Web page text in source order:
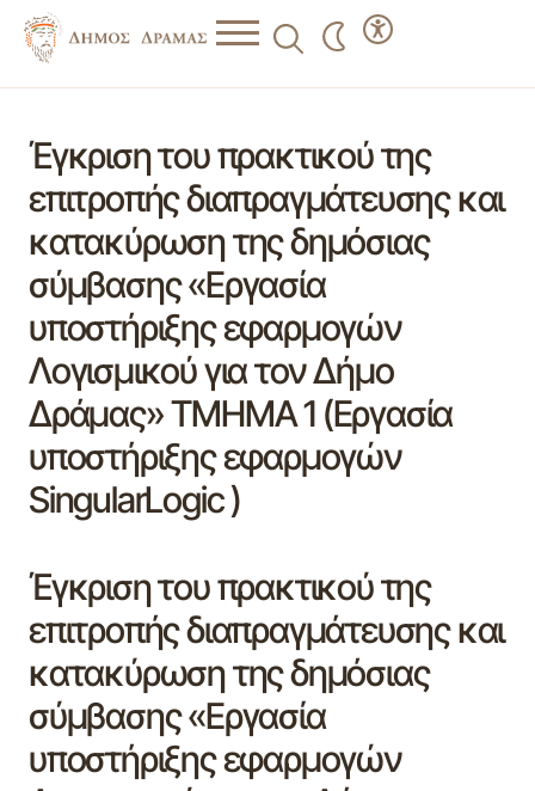
Έγκριση του πρακτικού της
επιτροπής διαπραγμάτευσης και
κατακύρωση της δημόσιας
σύμβασης «Εργασία
υποστήριξης εφαρμογών
Λογισμικού για τον Δήμο
Δράμας» ΤΜΗΜΑ 1 (Εργασία
υποστήριξης εφαρμογών
SingularLogic )
Έγκριση του πρακτικού της
επιτροπής διαπραγμάτευσης και
κατακύρωση της δημόσιας
σύμβασης «Εργασία
υποστήριξης εφαρμογών